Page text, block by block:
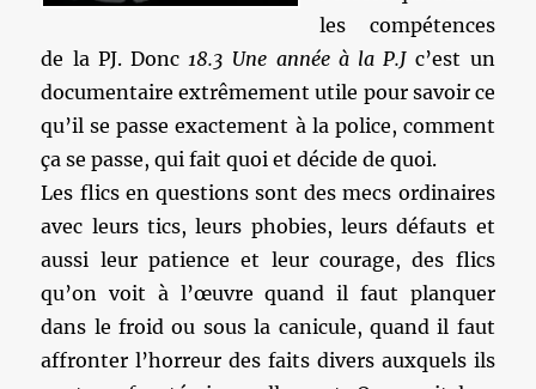
les compétences
de la PJ. Donc18.3 Une année à la P.J c’est un
documentaire extrêmement utile pour savoir ce
qu’il se passe exactement à la police, comment
ça se passe, qui fait quoi et décide de quoi.
Les flics en questions sont des mecs ordinaires
avec leurs tics, leurs phobies, leurs défauts et
aussi leur patience et leur courage, des flics
qu’on voit à l’œuvre quand il faut planquer
dans le froid ou sous la canicule, quand il faut
affronter l’horreur des faits divers auxquels ils